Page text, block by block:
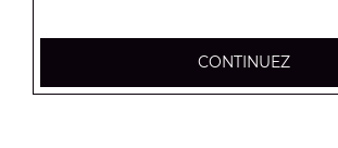
CONTINUEZ